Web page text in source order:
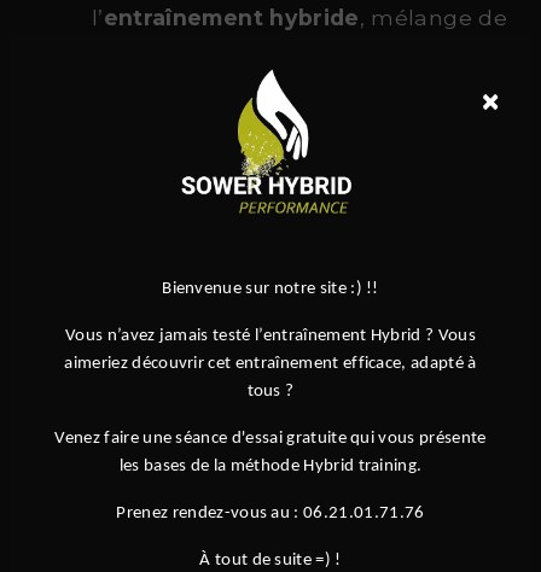
×
Bienvenue sur notre site :) !!
Vous n’avez jamais testé l’entraînement Hybrid ? Vous
aimeriez découvrir cet entraînement efficace, adapté à
tous ?
Venez faire une séance d'essai gratuite qui vous présente
les bases de la méthode Hybrid training.
Prenez rendez-vous au : 06.21.01.71.76
À tout de suite =) !
l’entraînement hybride, mélange de
Des équipements de haute qualité
Une ambiance conviviale et
motivante
Des programmes adaptés à tous :
confirmés
Des spécialités reconnues comme le
Hyrox, ou encore lehybrid
Rejoignez la Communauté Sower près de
Épernon
progresser dans votre discipline, ou simplement